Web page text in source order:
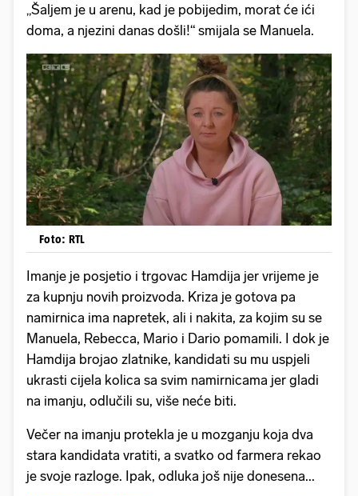
„Šaljem je u arenu, kad je pobijedim, morat će ići
doma, a njezini danas došli!“ smijala se Manuela.
Foto: RTL
Imanje je posjetio i trgovac Hamdija jer vrijeme je
za kupnju novih proizvoda. Kriza je gotova pa
namirnica ima napretek, ali i nakita, za kojim su se
Manuela, Rebecca, Mario i Dario pomamili. I dok je
Hamdija brojao zlatnike, kandidati su mu uspjeli
ukrasti cijela kolica sa svim namirnicama jer gladi
na imanju, odlučili su, više neće biti.
Večer na imanju protekla je u mozganju koja dva
stara kandidata vratiti, a svatko od farmera rekao
je svoje razloge. Ipak, odluka još nije donesena...